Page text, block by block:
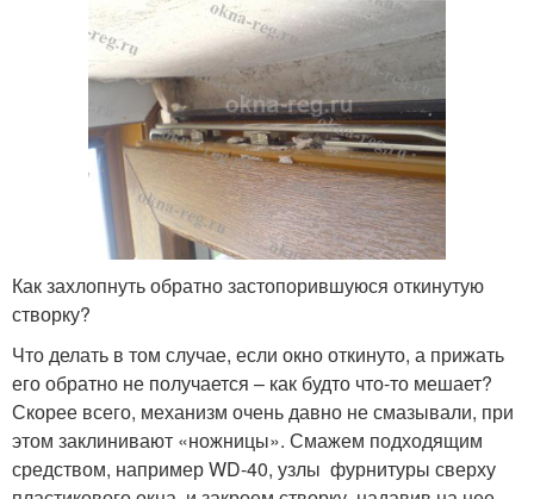
Как захлопнуть обратно застопорившуюся откинутую
створку?
Что делать в том случае, если окно откинуто, а прижать
его обратно не получается – как будто что-то мешает?
Скорее всего, механизм очень давно не смазывали, при
этом заклинивают «ножницы». Смажем подходящим
средством, например WD-40, узлы фурнитуры сверху